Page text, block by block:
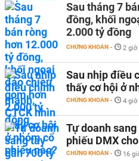
Sau tháng 7
đồng, khối
2.000 tỷ đồng
CHỨNG KHOÁN - 2
Sau nhịp điều
thấy cơ hội ở
CHỨNG KHOÁN - 4
Tự doanh
phiếu DMX
CHỨNG KHOÁN - 16